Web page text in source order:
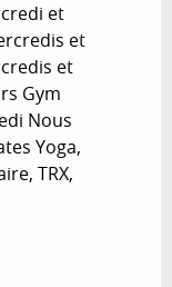
et
et
et
Gym
Nous
Yoga,
TRX,